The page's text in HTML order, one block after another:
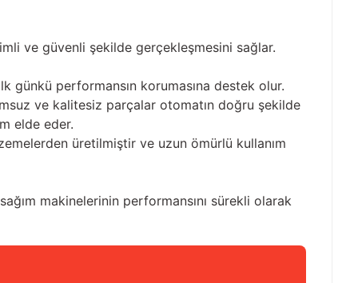
ve güvenli şekilde gerçekleşmesini sağlar.
günkü performansın korumasına destek olur.
ve kalitesiz parçalar otomatın doğru şekilde
elde eder.
üretilmiştir ve uzun ömürlü kullanım
makinelerinin performansını sürekli olarak